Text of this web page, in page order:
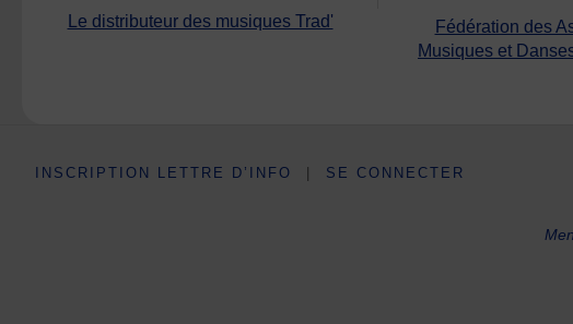
Le distributeur des musiques Trad'
Fédération des
Musiques et
INSCRIPTION LETTRE D’INFO SE CONNECTER